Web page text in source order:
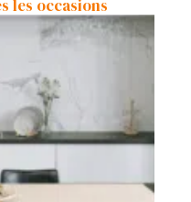
les occasions